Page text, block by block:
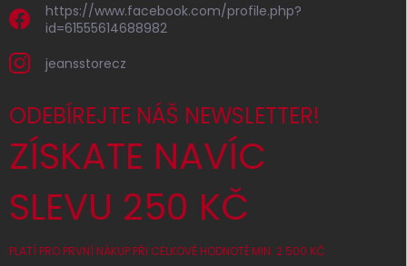
https://www.facebook.com/profile.php?
id=61555614688982
jeansstorecz
ODEBÍREJTE NÁŠ NEWSLETTER!
ZÍSKATE NAVÍC
SLEVU 250 KČ
PLATÍ PRO PRVNÍ NÁKUP PŘI CELKOVÉ HODNOTĚ MIN. 2 500 KČ